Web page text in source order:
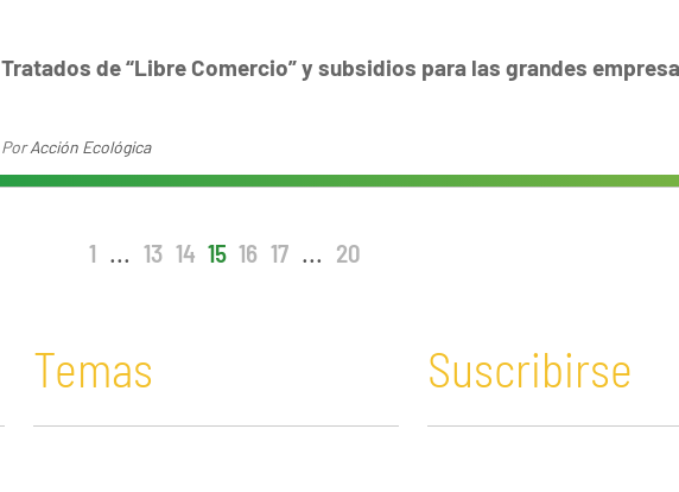
Tratados de “Libre Comercio” y subsidios para las grandes
PorAcción Ecológica
1 ... 13 14 15 16 17 ... 20
Temas Suscribirse